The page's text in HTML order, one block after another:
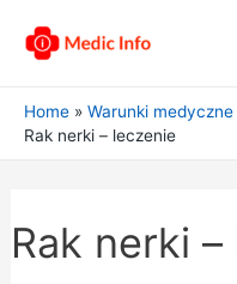
Home Warunki
Rak nerki – leczenie
Rak nerki